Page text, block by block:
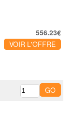
556.23€
VOIR L'OFFRE